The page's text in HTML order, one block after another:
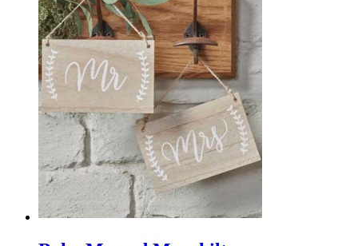
Ekstra-puffet
Du sitter inntil 10 cm høyere i stolen, og får et ekstra «PUFF»
når du reiser deg!
info
Kjøp